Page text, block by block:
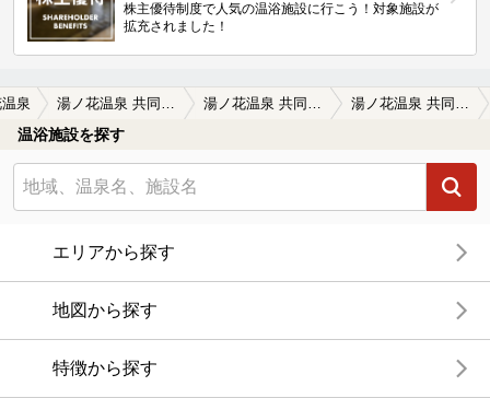
株主優待制度で人気の温浴施設に行こう！対象施設が
拡充されました！
泉 湯ノ花温泉 共同浴場 石湯 湯ノ花温泉 共同浴場 石湯の口コミ一覧 湯ノ花温泉 共同浴場 石湯の口コミ 実は完成度高し
温浴施設を探す
エリアから探す
地図から探す
特徴から探す